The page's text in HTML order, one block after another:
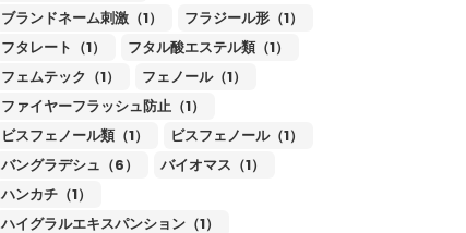
ブランドネーム刺激（1）
フラジール形（1）
フタレート（1）
フタル酸エステル類（1）
フェムテック（1）
フェノール（1）
ファイヤーフラッシュ防止（1）
ビスフェノール類（1）
ビスフェノール（1）
バングラデシュ（6）
バイオマス（1）
ハンカチ（1）
ハイグラルエキスパンション（1）